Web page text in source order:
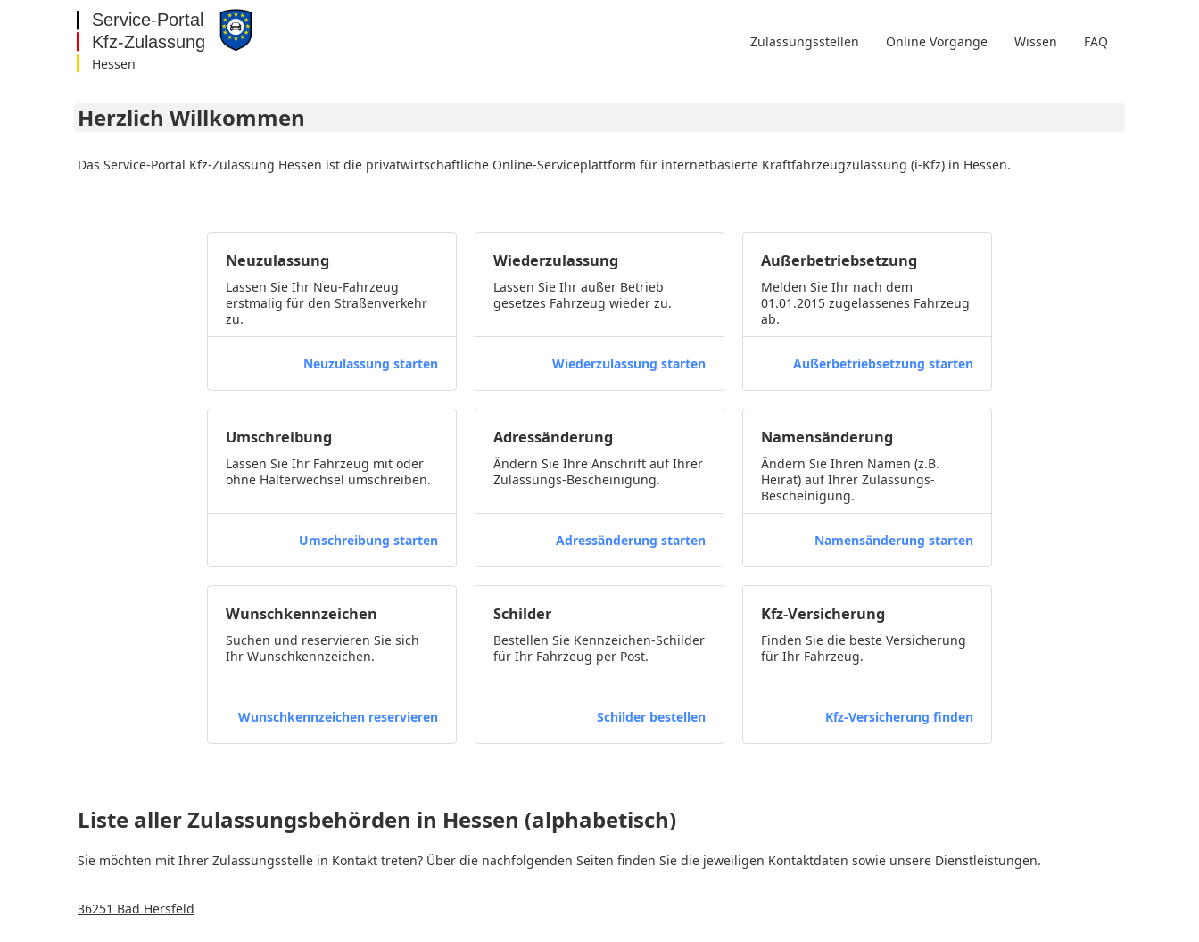
Hessen
Berlin
Bremen
Nordrhein-Westfalen
Sachsen-Anhalt
Zulassungsstellen Online Vorgänge Wissen FAQ
Herzlich Willkommen
Das Service-Portal Kfz-Zulassung Hessen ist die privatwirtschaftliche Online-Serviceplattform für internetbasierte Kraftfahrzeugzulassung (i-Kfz) in Hessen.
Neuzulassung
Lassen Sie Ihr Neu-Fahrzeug
erstmalig für den Straßenverkehr
zu.
Neuzulassung starten
Wiederzulassung
Lassen Sie Ihr außer Betrieb
gesetzes Fahrzeug wieder zu.
Wiederzulassung starten
Außerbetriebsetzung
Melden Sie Ihr nach dem
01.01.2015 zugelassenes Fahrzeug
ab.
Außerbetriebsetzung starten
Umschreibung
Lassen Sie Ihr Fahrzeug mit oder
ohne Halterwechsel umschreiben.
Umschreibung starten
Adressänderung
Ändern Sie Ihre Anschrift auf Ihrer
Zulassungs-Bescheinigung.
Adressänderung starten
Namensänderung
Ändern Sie Ihren Namen (z.B.
Heirat) auf Ihrer Zulassungs-
Bescheinigung.
Namensänderung starten
Wunschkennzeichen
Suchen und reservieren Sie sich
Ihr Wunschkennzeichen.
Wunschkennzeichen reservieren
Schilder
Bestellen Sie Kennzeichen-Schilder
für Ihr Fahrzeug per Post.
Schilder bestellen
Kfz-Versicherung
Finden Sie die beste Versicherung
für Ihr Fahrzeug.
Kfz-Versicherung finden
Liste aller Zulassungsbehörden in Hessen (alphabetisch)
Sie möchten mit Ihrer Zulassungsstelle in Kontakt treten? Über die nachfolgenden Seiten finden Sie die jeweiligen Kontaktdaten sowie unsere Dienstleistungen.
36251 Bad Hersfeld